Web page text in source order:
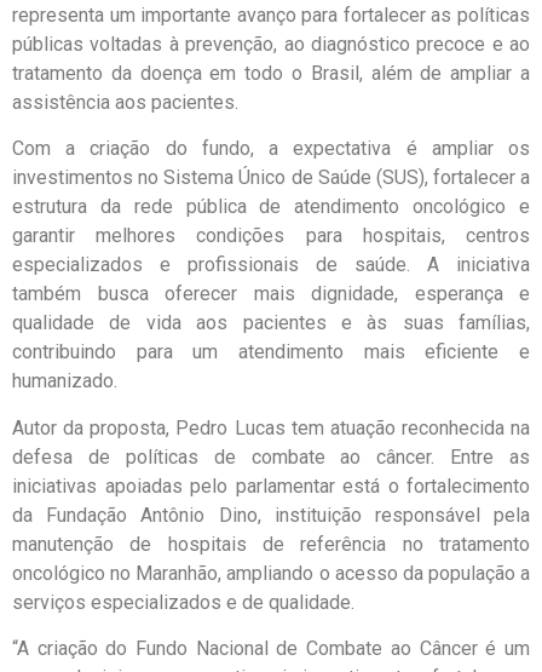
representa um importante avanço para fortalecer as políticas
públicas voltadas à prevenção, ao diagnóstico precoce e ao
tratamento da doença em todo o Brasil, além de ampliar a
assistência aos pacientes.
Com a criação do fundo, a expectativa é ampliar os
investimentos no Sistema Único de Saúde (SUS), fortalecer a
estrutura da rede pública de atendimento oncológico e
garantir melhores condições para hospitais, centros
especializados e profissionais de saúde. A iniciativa
também busca oferecer mais dignidade, esperança e
qualidade de vida aos pacientes e às suas famílias,
contribuindo para um atendimento mais eficiente e
humanizado.
Autor da proposta, Pedro Lucas tem atuação reconhecida na
defesa de políticas de combate ao câncer. Entre as
iniciativas apoiadas pelo parlamentar está o fortalecimento
da Fundação Antônio Dino, instituição responsável pela
manutenção de hospitais de referência no tratamento
oncológico no Maranhão, ampliando o acesso da população a
serviços especializados e de qualidade.
“A criação do Fundo Nacional de Combate ao Câncer é um